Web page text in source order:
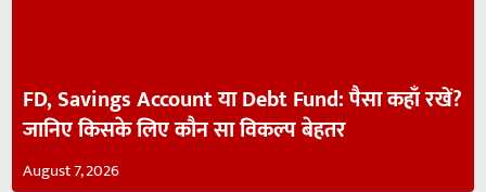
FD, Savings Account या Debt Fund: पैसा कहाँ रखें?
जानिए किसके लिए कौन सा विकल्प बेहतर
August 7, 2026